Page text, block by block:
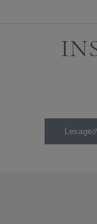
Lesage